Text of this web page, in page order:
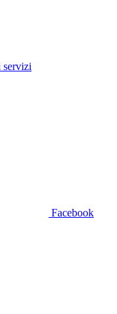
servizi
Facebook